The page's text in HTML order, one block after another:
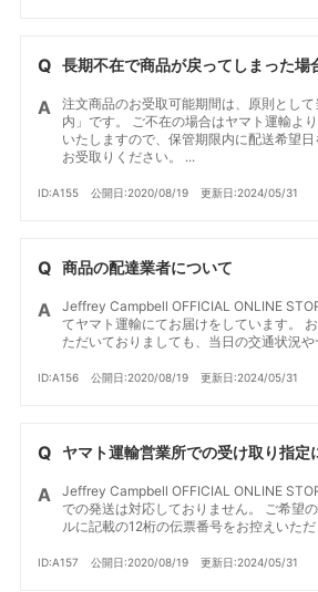
長期不在で商品が戻ってしまった場
注文商品のお受取可能期間は、原則とし
内」です。 ご不在の場合はヤマト運輸よ
いたしますので、保管期限内に配送希望
お受取りください。 ...
ID:A155 公開日:2020/08/19 更新日:2024/05/31
商品の配達業者について
Jeffrey Campbell OFFICIAL ONLINE
てヤマト運輸にてお届けをしています。
ただいておりましても、当日の交通状況や
ID:A156 公開日:2020/08/19 更新日:2024/05/31
ヤマト運輸営業所での受け取り指定
Jeffrey Campbell OFFICIAL ONLINE
での発送は対応しておりません。 ご希望
ルに記載の12桁の伝票番号をお控えいただ
ID:A157 公開日:2020/08/19 更新日:2024/05/31